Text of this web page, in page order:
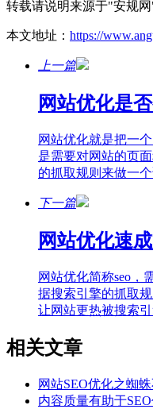
转载请说明来源于"安规
本文地址： https://
上一篇
网站优化是
网站优化就是把一
是需要对网站的页
的抓取规则来做一
下一篇
网站优化速
网站优化简称seo，
据搜索引擎的抓取
让网站更热被搜索
相关文章
网站SEO优化之蜘
内容质量有助于